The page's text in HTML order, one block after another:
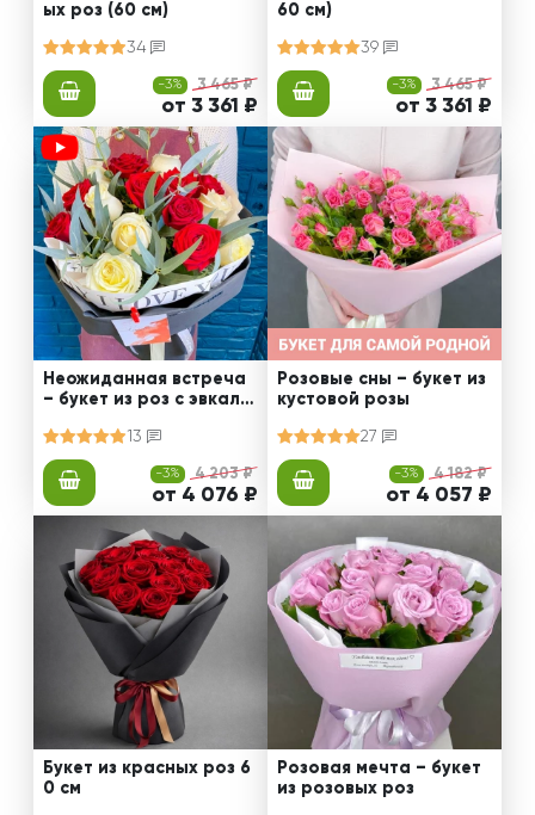
ых роз (60 см)
34
-3% 3 465 ₽
от 3 361 ₽
60 см)
39
-3% 3 465 ₽
от 3 361 ₽
Неожиданная встреча
– букет из роз с эвкали
13
-3% 4 203 ₽
от 4 076 ₽
Розовые сны – букет из
кустовой розы
27
-3% 4 182 ₽
от 4 057 ₽
Букет из красных роз 6
0 см
Розовая мечта – букет
из розовых роз